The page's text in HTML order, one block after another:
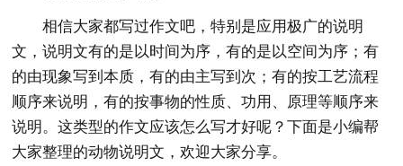
相信大家都写过作文吧，特别是应用极广的说明
文，说明文有的是以时间为序，有的是以空间为序；有
的由现象写到本质，有的由主写到次；有的按工艺流程
顺序来说明，有的按事物的性质、功用、原理等顺序来
说明。这类型的作文应该怎么写才好呢？下面是小编帮
大家整理的动物说明文，欢迎大家分享。